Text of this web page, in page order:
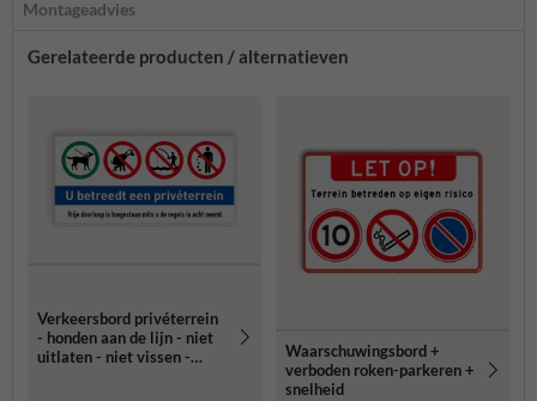
Montageadvies
Gerelateerde producten / alternatieven
Verkeersbord privéterrein
- honden aan de lijn - niet
uitlaten - niet vissen -
Waarschuwingsbord +
verboden roken-parkeren +
snelheid